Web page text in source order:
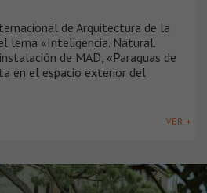
de Arquitectura de la
lema «Inteligencia. Natural.
de MAD, «Paraguas de
en el espacio exterior del
VER +